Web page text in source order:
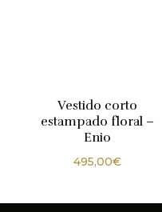
Vestido corto
estampado floral –
Enio
495,00€